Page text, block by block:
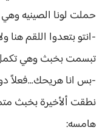
حملت لونا الصينيه
-انتو بتعدوا اللقم هنا
تبسمت بخبث وهي
-بس انا هريحك...فعلاً
نطقت ألأخيرة بخبث
هامسه: